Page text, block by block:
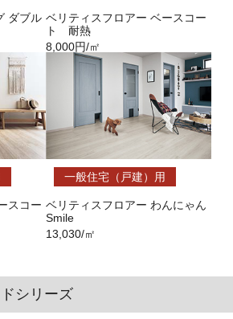
ダブル ベリティスフロアー ベースコー
ト 耐熱
8,000円/㎡
スコー
一般住宅（戸建）用
ベリティスフロアー わんにゃん
Smile
13,030/㎡
シリーズ